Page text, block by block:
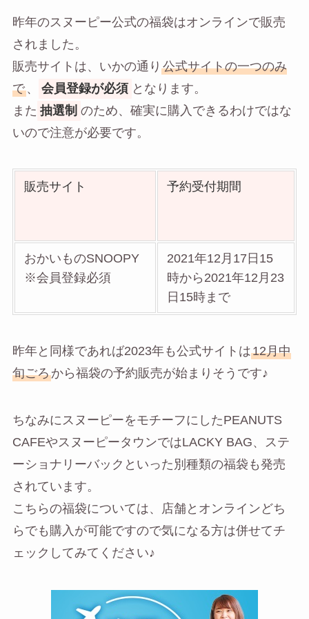
昨年のスヌーピー公式の福袋はオンラインで販売
されました。
販売サイトは、いかの通り 公式サイトの一つのみ
で、 会員登録が必須 となります。
また 抽選制 のため、確実に購入できるわけではな
いので注意が必要です。
販売サイト 予約受付期間
おかいものSNOOPY
※会員登録必須
2021年12月17日15
時から2021年12月23
日15時まで
昨年と同様であれば2023年も公式サイトは12月中
旬ごろから福袋の予約販売が始まりそうです♪
ちなみにスヌーピーをモチーフにしたPEANUTS
CAFEやスヌーピータウンではLACKY BAG、ステ
ーショナリーバックといった別種類の福袋も発売
されています。
こちらの福袋については、店舗とオンラインどち
らでも購入が可能ですので気になる方は併せてチ
ェックしてみてください♪